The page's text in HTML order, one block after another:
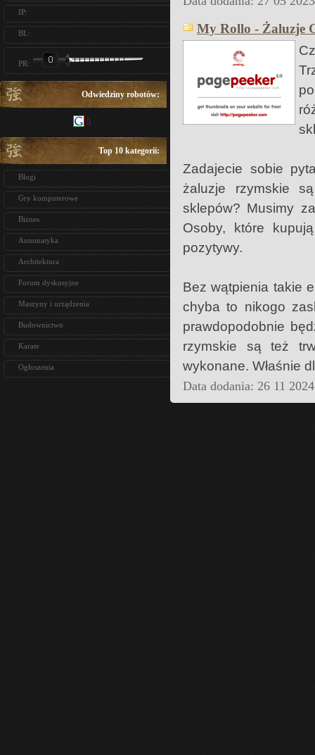
IP:
BL:
PR:
Odwiedziny robotów:
5
Top 10 kategorii:
Blogi
Gry komputerowe
Biznes
Automatyka
Architektura
Forum dyskusyjne
Maszyny i urządzenia
Budownictwo
Karate
Ogłoszenia
My Rollo - Żaluzje
Zadajecie sobie
żaluzje rzymskie
sklepów? Musimy
Osoby, które
pozytywy.
Bez wątpienia takie
chyba to nikogo
prawdopodobnie
rzymskie są też
wykonane. Właśnie
Data dodania: 26 11